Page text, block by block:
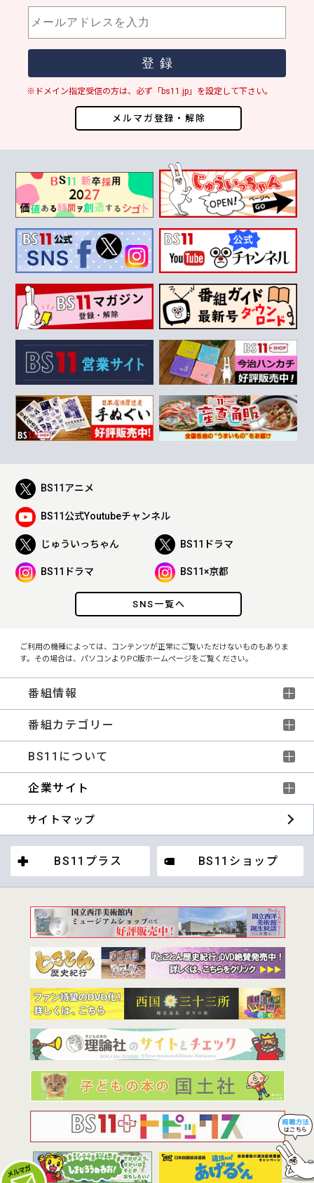
メルマガ登録・解除
※ドメイン指定受信の方は、必ず「bs11.jp」を設定して下さい。
SNS一覧へ
BS11アニメ
BS11公式Youtubeチャンネル
じゅういっちゃん BS11ドラマ
BS11ドラマ BS11×京都
ご利用の機種によっては、コンテンツが正常にご覧いただけないものもありま
す。その場合は、パソコンよりPC版ホームページをご覧ください。
番組情報
番組カテゴリー
BS11について
企業サイト
サイトマップ
BS11プラス BS11ショップ